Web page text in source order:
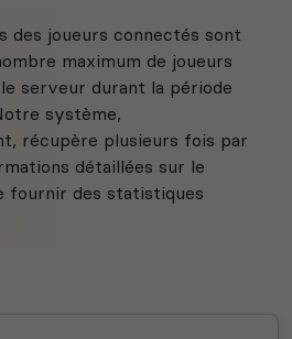
des joueurs connectés sont
maximum de joueurs
serveur durant la période
système,
récupère plusieurs fois par
détaillées sur le
fournir des statistiques